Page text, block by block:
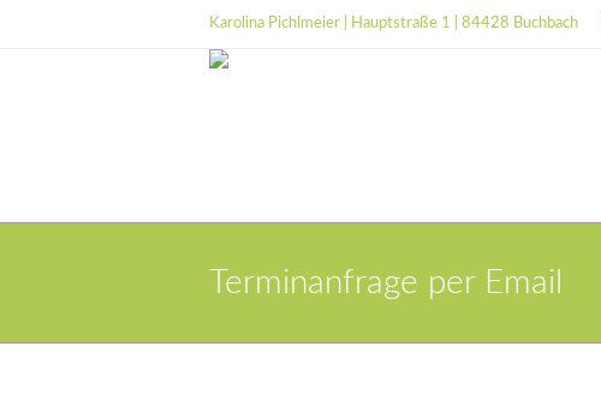
Karolina Pichlmeier | Hauptstraße 1 | 84428 Buchbach
Terminanfrage per Email